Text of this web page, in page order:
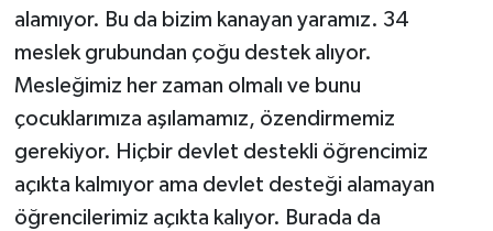
alamıyor. Bu da bizim kanayan yaramız. 34
meslek grubundan çoğu destek alıyor.
Mesleğimiz her zaman olmalı ve bunu
çocuklarımıza aşılamamız, özendirmemiz
gerekiyor. Hiçbir devlet destekli öğrencimiz
açıkta kalmıyor ama devlet desteği alamayan
öğrencilerimiz açıkta kalıyor. Burada da